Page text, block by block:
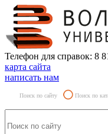
Телефон для справок: 8
карта сайта
написать нам
Поиск по сайту Поиск по